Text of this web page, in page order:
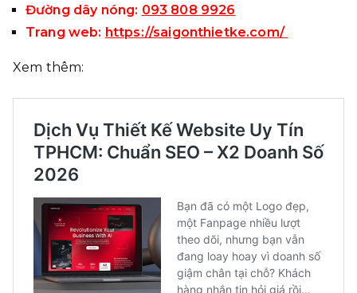
Đường dây nóng: 093 808 9926
Trang web: https://saigonthietke.com/
Xem thêm: